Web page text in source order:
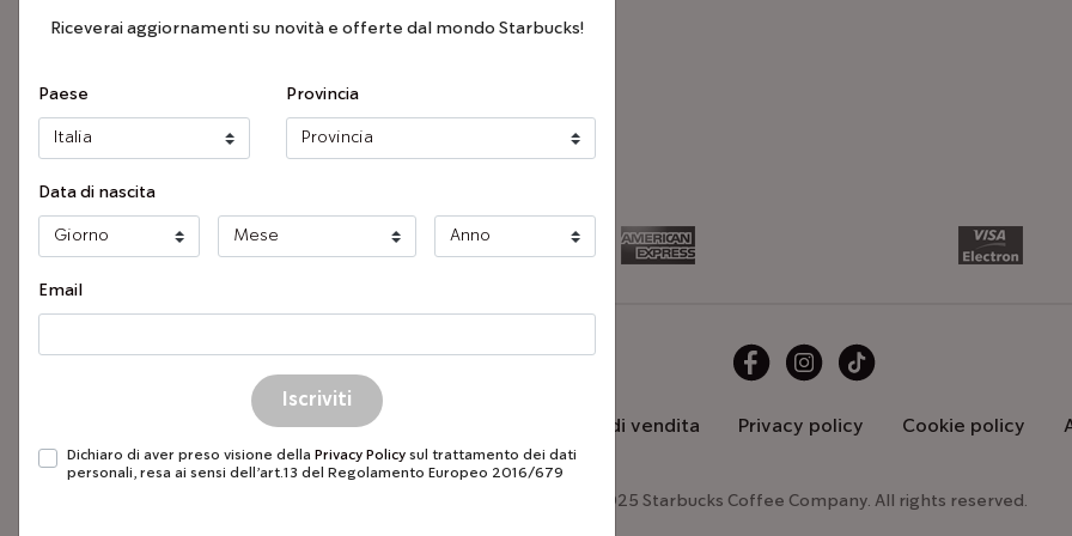
Riceverai aggiornamenti su novità e offerte dal mondo Starbucks!
Paese Provincia
Data di nascita
Email
Dichiaro di aver preso visione della Privacy Policy sul trattamento dei dati
personali, resa ai sensi dell’art.13 del Regolamento Europeo 2016/679
Regolamentazioni
Corretto utilizzo e
smaltimento imballi
Condizioni generali di vendita Privacy policy Cookie policy
©2025 Starbucks Coffee Company. All rights reserved.